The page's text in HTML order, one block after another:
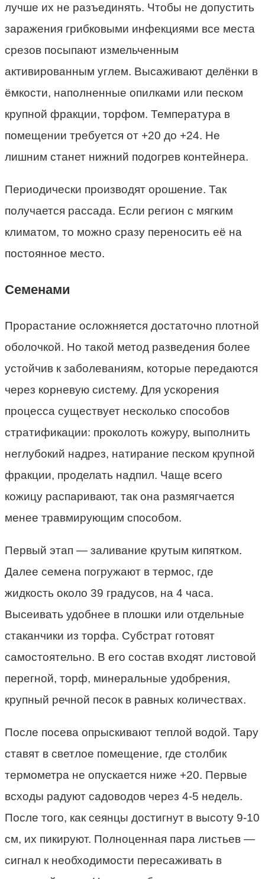
лучше их не разъединять. Чтобы не допустить
заражения грибковыми инфекциями все места
срезов посыпают измельченным
активированным углем. Высаживают делёнки в
ёмкости, наполненные опилками или песком
крупной фракции, торфом. Температура в
помещении требуется от +20 до +24. Не
лишним станет нижний подогрев контейнера.
Периодически производят орошение. Так
получается рассада. Если регион с мягким
климатом, то можно сразу переносить её на
постоянное место.
Семенами
Прорастание осложняется достаточно плотной
оболочкой. Но такой метод разведения более
устойчив к заболеваниям, которые передаются
через корневую систему. Для ускорения
процесса существует несколько способов
стратификации: проколоть кожуру, выполнить
неглубокий надрез, натирание песком крупной
фракции, проделать надпил. Чаще всего
кожицу распаривают, так она размягчается
менее травмирующим способом.
Первый этап — заливание крутым кипятком.
Далее семена погружают в термос, где
жидкость около 39 градусов, на 4 часа.
Высеивать удобнее в плошки или отдельные
стаканчики из торфа. Субстрат готовят
самостоятельно. В его состав входят листовой
перегной, торф, минеральные удобрения,
крупный речной песок в равных количествах.
После посева опрыскивают теплой водой. Тару
ставят в светлое помещение, где столбик
термометра не опускается ниже +20. Первые
всходы радуют садоводов через 4-5 недель.
После того, как сеянцы достигнут в высоту 9-10
см, их пикируют. Полноценная пара листьев —
сигнал к необходимости пересаживать в